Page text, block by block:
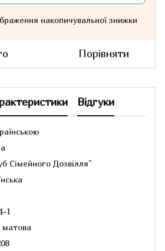
накопичувальної знижки
Порівняти
Відгуки
Сімейного Дозвілля"
1
матова